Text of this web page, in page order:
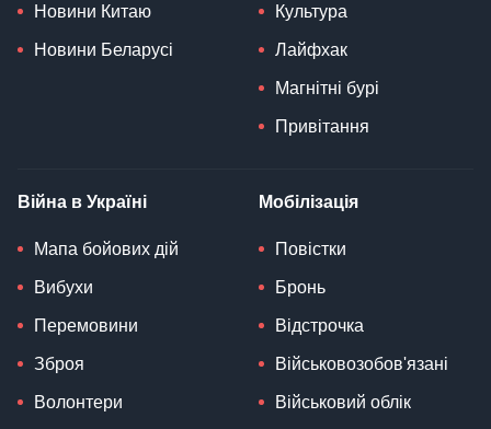
Новини Китаю
Новини Беларусі
Культура
Лайфхак
Магнітні бурі
Привітання
Війна в Україні
Мапа бойових дій
Вибухи
Перемовини
Зброя
Волонтери
Мобілізація
Повістки
Бронь
Відстрочка
Військовозобов'язані
Військовий облік